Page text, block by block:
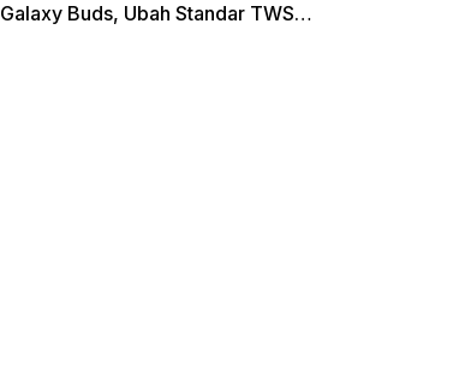
Galaxy Buds, Ubah Standar TWS